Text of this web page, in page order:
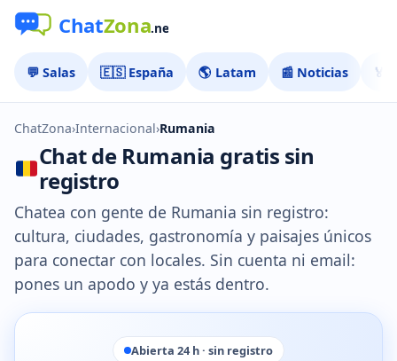
💬 Salas 🇪🇸 España 🌎 Latam 📰 Noticias 🏅
ChatZona›Internacional›Rumania
Chat de Rumania gratis sin
registro
Chatea con gente de Rumania sin registro:
cultura, ciudades, gastronomía y paisajes únicos
para conectar con locales. Sin cuenta ni email:
pones un apodo y ya estás dentro.
Abierta 24 h · sin registro